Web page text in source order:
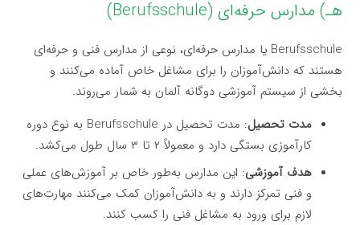
هـ) مدارس حرفه‌ای (Berufsschule)
Berufsschule یا مدارس حرفه‌ای، نوعی از مدارس فنی و حرفه‌ای
هستند که دانش‌آموزان را برای مشاغل خاص آماده می‌کنند و
بخشی از سیستم آموزشی دوگانه آلمان به شمار می‌روند.
مدت تحصیل
: مدت تحصیل در Berufsschule به نوع دوره
کارآموزی بستگی دارد و معمولاً ۲ تا ۳ سال طول می‌کشد.
هدف آموزشی: این مدارس به‌طور خاص بر آموزش‌های عملی
و فنی تمرکز دارند و به دانش‌آموزان کمک می‌کنند مهارت‌های
لازم برای ورود به مشاغل فنی را کسب کنند.